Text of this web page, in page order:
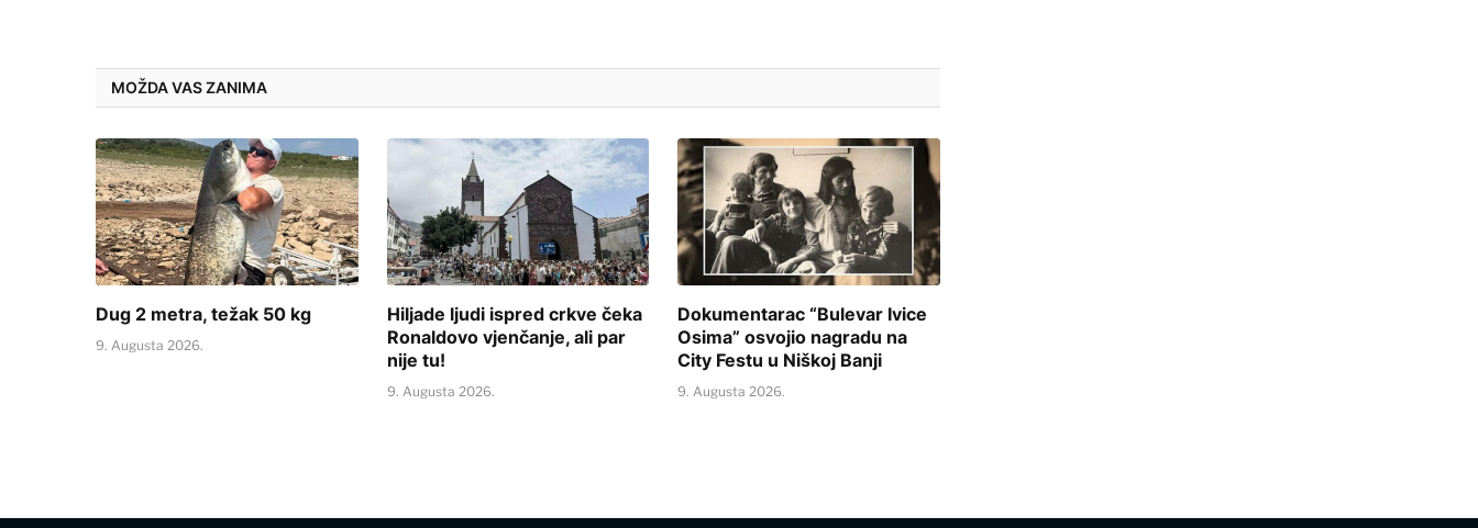
MOŽDA VAS ZANIMA
Dug 2 metra, težak 50 kg
9. Augusta 2026.
Hiljade ljudi ispred crkve čeka
Ronaldovo vjenčanje, ali par
nije tu!
9. Augusta 2026.
Dokumentarac “Bulevar Ivice
Osima” osvojio nagradu na
City Festu u Niškoj Banji
9. Augusta 2026.